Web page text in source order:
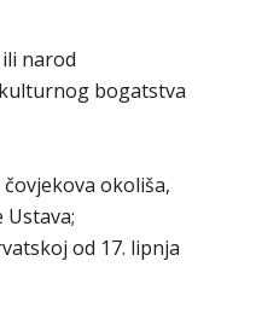
narod
bogatstva
okoliša,
od 17. lipnja